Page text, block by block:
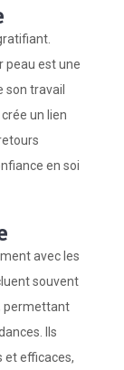
peau est une
son travail
un lien
en soi
avec les
souvent
permettant
Ils
et efficaces,